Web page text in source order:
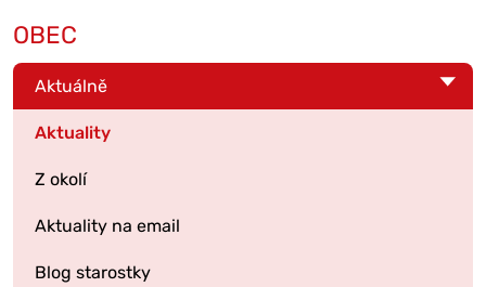
OBEC
Aktuálně
Aktuality
Z okolí
Aktuality na email
Blog starostky